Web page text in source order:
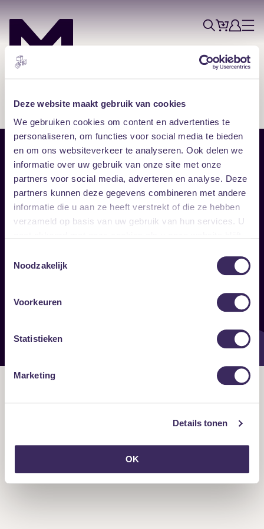
Deze website maakt gebruik van cookies
We gebruiken cookies om content en advertenties te
personaliseren, om functies voor social media te bieden
en om ons websiteverkeer te analyseren. Ook delen we
informatie over uw gebruik van onze site met onze
partners voor social media, adverteren en analyse. Deze
partners kunnen deze gegevens combineren met andere
informatie die u aan ze heeft verstrekt of die ze hebben
verzameld op basis van uw gebruik van hun services. U
Noodzakelijk
Voorkeuren
Statistieken
Marketing
Details tonen
OK
ZoekTicketsAccount
Menu
Sitemap
Home
Vrijwilligers
Verhuur
Disclaimer
Toegankelijkheid
Privacy & cookies
Follow
Onze nieuwsbrief ontvangen?